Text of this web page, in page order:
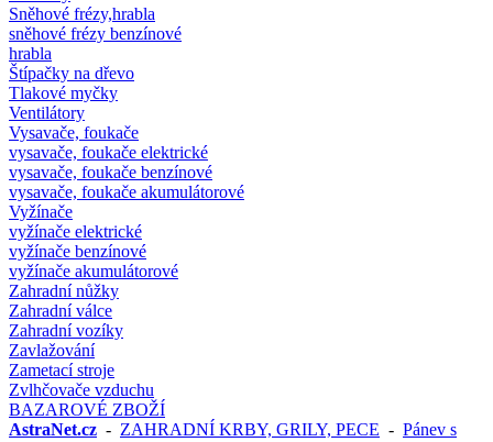
Sněhové frézy,hrabla
sněhové frézy benzínové
hrabla
Štípačky na dřevo
Tlakové myčky
Ventilátory
Vysavače, foukače
vysavače, foukače elektrické
vysavače, foukače benzínové
vysavače, foukače akumulátorové
Vyžínače
vyžínače elektrické
vyžínače benzínové
vyžínače akumulátorové
Zahradní nůžky
Zahradní válce
Zahradní vozíky
Zavlažování
Zametací stroje
Zvlhčovače vzduchu
BAZAROVÉ ZBOŽÍ
AstraNet.cz - ZAHRADNÍ KRBY, GRILY, PECE - Pánev s